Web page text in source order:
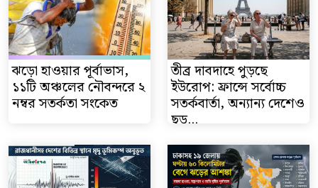
ঝড়ো হাওয়ার পূর্বাভাস,
১১টি অঞ্চলের নৌবন্দরে ২
নম্বর সতর্কতা সংকেত
তীব্র দাবদাহে পুড়ছে
ইউরোপ: ফ্রান্সে সর্বোচ্চ
সতর্কবার্তা, অন্যান্য দেশেও
ছড়...